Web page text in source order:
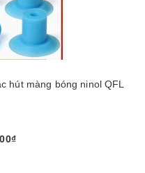
hút màng bóng ninol QFL